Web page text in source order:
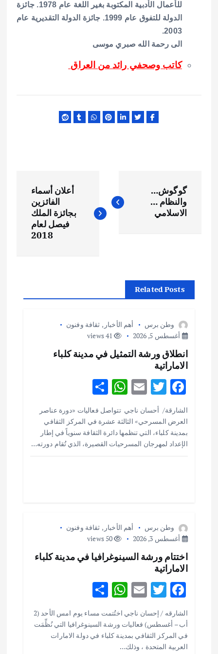
للأعمال الأدبية المكتوبة بغير اللغة عام 1978. جائزة
الدولة للتفوق عام 1999. جائزة الدولة التقديرية عام
2003.
الى رحمة الله صبري موسى
كاتب وصحفي رائد من العراق
ص
ت
گوگوش…
والنظام …
الاسلامي
أعلان أسماء
الفائزين
بجائزة الملك
فيصل لعام
2018
Related Posts
وطن برس أهم الأخبار , ثقافة وفنون
أغسطس 5, 2026
41 views
انطلاق ورشة التمثيل في مدينة كلباء
الاماراتية
F
ac
e
b
o
T
w
it
te
r
E
ai
l
W
h
at
s
A
h
ar
e
الشارقة/ أحسان ناجي تتواصل فعاليات «دورة عناصر
العرض المسرحي» الثالثة عشرة في المركز الثقافي
بمدينة كلباء، التي تنظمها دائرة الثقافة سنوياً في إطار
الإعداد لمهرجان المسرحيات القصيرة، الذي تُقام دورته…
وطن برس أهم الأخبار , ثقافة وفنون
أغسطس 3, 2026
50 views
اختتام ورشة السينوغرافيا في مدينة كلباء
الاماراتية
F
ac
e
b
T
w
it
te
E
m
ai
l
W
at
s
h
ar
e
الشارقه / إحسان ناجي اختُتمت مساء يوم امس الأحد (2
أب – أغسطس) فعاليات ورشة السينوغرافيا التي نُظِّمَت
في المركز الثقافي بمدينة كلباء في دولة الامارات
العربية المتحدة ، وذلك…
أهم الأخبار ثقافة وفنون
اختتام ورشة السينوغرافيا في مدينة كلباء الاماراتية
أغسطس 3, 2026